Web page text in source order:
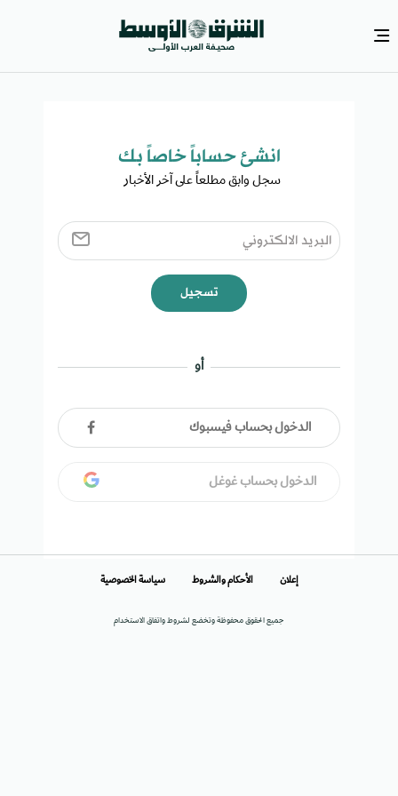
انشئ حساباً خاصاً بك​
سجل وابق مطلعاً على آخر الأخبار ​
تسجيل
أو
الدخول بحساب فيسبوك
الدخول بحساب غوغل
جميع الحقوق محفوظة وتخضع لشروط واتفاق الاستخدام
إعلان الأحكام والشروط سياسة الخصوصية